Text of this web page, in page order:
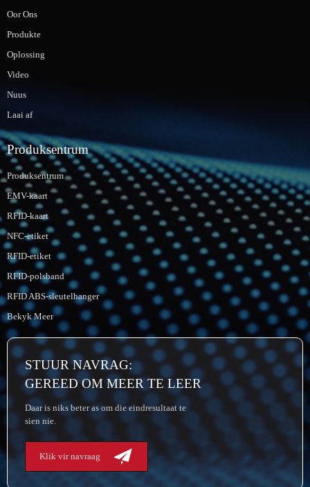
Oor Ons
Produkte
Oplossing
Video
Nuus
Laai af
Produksentrum
Produksentrum
EMV-kaart
RFID-kaart
NFC-etiket
RFID-etiket
RFID-polsband
RFID ABS-sleutelhanger
Bekyk Meer
STUUR NAVRAG:
GEREED OM MEER TE LEER
Daar is niks beter as om die eindresultaat te
sien nie.
Klik vir navraag